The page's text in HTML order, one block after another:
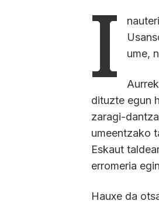
I
ume,
dituzte egun
zaragi-
umeentzako
Eskaut
erromeria
Hauxe da